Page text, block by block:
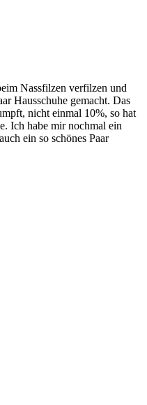
Nassfilzen verfilzen und
Hausschuhe gemacht. Das
nicht einmal 10%, so hat
Ich habe mir nochmal ein
ein so schönes Paar